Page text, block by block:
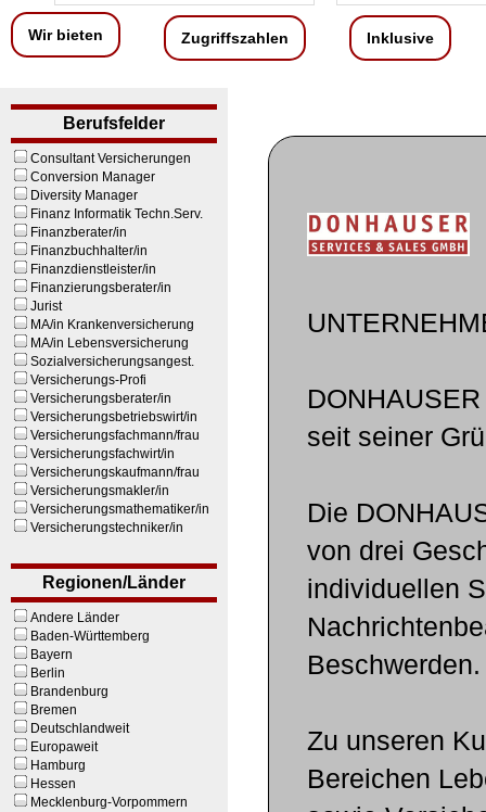
Wir bieten Zugriffszahlen Inklusive
Berufsfelder
Consultant Versicherungen
Conversion Manager
Diversity Manager
Finanz Informatik Techn.Serv.
Finanzberater/in
Finanzbuchhalter/in
Finanzdienstleister/in
Finanzierungsberater/in
Jurist
MA/in Krankenversicherung
MA/in Lebensversicherung
Sozialversicherungsangest.
Versicherungs-Profi
Versicherungsberater/in
Versicherungsbetriebswirt/in
Versicherungsfachmann/frau
Versicherungsfachwirt/in
Versicherungskaufmann/frau
Versicherungsmakler/in
Versicherungsmathematiker/in
Versicherungstechniker/in
Regionen/Länder
Andere Länder
Baden-Württemberg
Bayern
Berlin
Brandenburg
Bremen
Deutschlandweit
Europaweit
Hamburg
Hessen
Mecklenburg-Vorpommern
seit seiner
Die
von drei
individuellen
Beschwerden.
Zu unseren
Bereichen